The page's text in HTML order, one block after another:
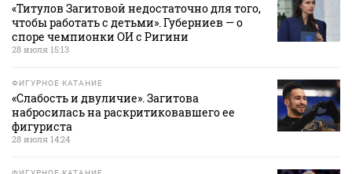
«Титулов Загитовой недостаточно для того,
чтобы работать с детьми». Губерниев — о
споре чемпионки ОИ с Ригини
28 июля 15:13
ФИГУРНОЕ КАТАНИЕ
«Слабость и двуличие». Загитова
набросилась на раскритиковавшего ее
фигуриста
28 июля 14:24